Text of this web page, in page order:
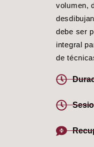
volumen,
debe ser
integral
de